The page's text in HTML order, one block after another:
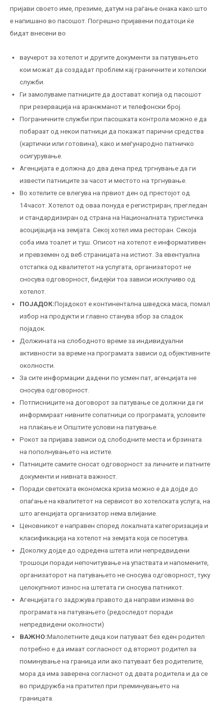
пријави своето име, презиме, датум на раѓање онака како што
е напишано во пасошот. Погрешно пријавени податоци ќе
бидат внесени во
ваучерот за хотелот и другите документи за патувањето
кои можат да создадат проблем кај граничните и хотелски
служби.
Ги замолуваме патниците да достават копија од пасошот
при резервација на аранжманот и телефонски број.
Пограничните служби при пасошката контрола можно е да
побараат од некои патници да покажат парични средства
(картички или готовина), како и меѓународно патничко
осигурување.
Агенцијата е должна до два дена пред тргнување да ги
извести патниците за часот и местото на тргнување.
Во хотелите се влегува на првиот ден од престојот од
14часот. Хотелот од оваа понуда е регистриран, прегледан
и стандардизиран од страна на Националната туристичка
асоцијација на земјата. Секој хотел има ресторан. Секоја
соба има тоалет и туш. Описот на хотелот е информативен
и превземен од веб страницата на истиот. За евентуална
отстапка од квалитетот на услугата, организаторот не
сносува одговорност, бидејќи тоа зависи исклучиво од
хотелот.
ПОЈАДОК:Појадокот е континентална шведска маса, помал
избор на продукти и главно станува збор за сладок
појадок.
Должината на слободното време за индивидуални
активности за време на програмата зависи од објективните
околности.
За сите информации дадени по усмен пат, агенцијата не
сносува одговорност.
Потписниците на договорот за патување се должни да ги
информираат нивните сопатници со програмата, условите
на плаќање и Општите услови на патување.
Рокот за пријава зависи од слободните места и брзината
на пополнувањето на истите.
Патниците самите сносат одговорност за личните и патните
документи и нивната важност.
Поради светската економска криза можно е да дојде до
опаѓање на квалитетот на сервисот во хотелската услуга, на
што агенцијата организатор нема влијание.
Ценовникот е направен според локалната категоризација и
класификација на хотелот на земјата која се посетува.
Доколку дојде до одредена штета или непредвидени
трошоци поради непочитување на упаствата и напомените,
организаторот на патувањето не сносува одговорност, туку
целокупниот износ на штетата ги сносува патникот.
Агенцијата го задржува правото да направи измена во
програмата на патувањето (редоследот поради
непредвидени околности)
ВАЖНО:Малолетните деца кои патуваат без еден родител
потребно е да имаат согласност од вториот родител за
поминување на граница или ако патуваат без родителите,
мора да има заверена согласнот од двата родитела и да се
во придружба на пратител при преминувањето на
границата.